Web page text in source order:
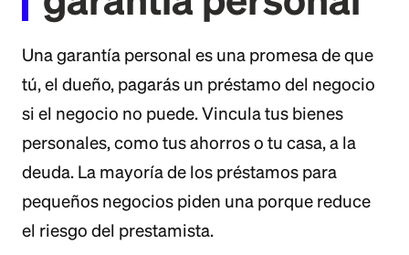
Una garantía personal es una promesa de que
tú, el dueño, pagarás un préstamo del negocio
si el negocio no puede. Vincula tus bienes
personales, como tus ahorros o tu casa, a la
deuda. La mayoría de los préstamos para
pequeños negocios piden una porque reduce
el riesgo del prestamista.